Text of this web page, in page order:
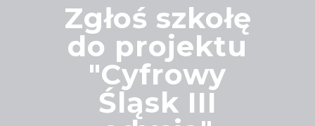
Zgłoś szkołę
do projektu
"Cyfrowy
Śląsk III